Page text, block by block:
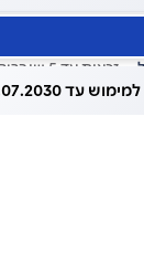
— זכאות עד 5 שוברים לחודש קלנדרי
עד 28.07.2030